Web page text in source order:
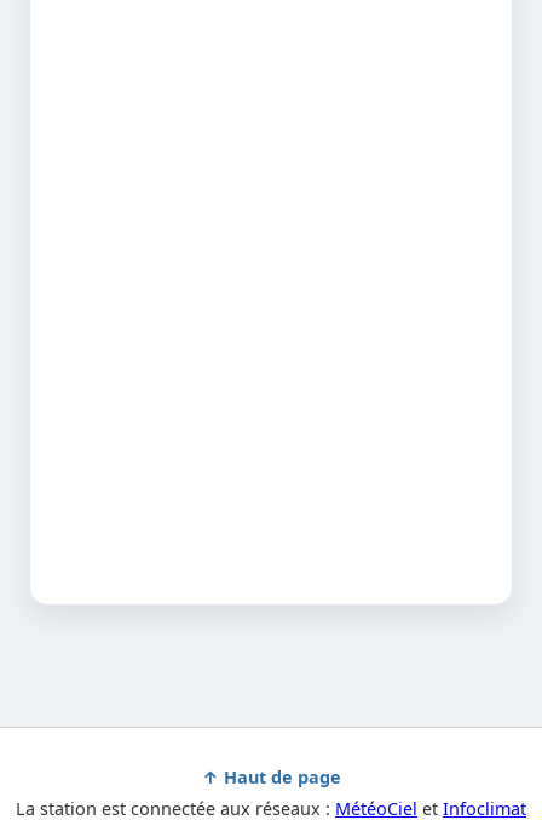
↑ Haut de page
La station est connectée aux réseaux : MétéoCiel et Infoclimat